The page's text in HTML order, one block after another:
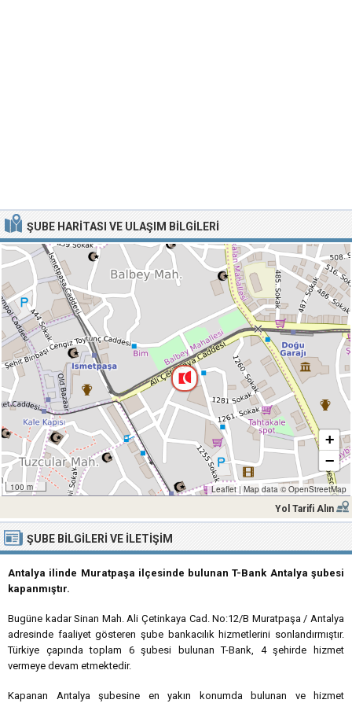
ŞUBE HARITASI VE ULAŞIM BILGILERI
100 m
+
−
Leaflet |Map data © OpenStreetMap
Yol Tarifi Alın
ŞUBE BILGILERI VE İLETIŞIM
Antalya ilinde Muratpaşa ilçesinde bulunan T-Bank Antalya şubesi
kapanmıştır.
Bugüne kadar Sinan Mah. Ali Çetinkaya Cad. No:12/B Muratpaşa / Antalya
adresinde faaliyet gösteren şube bankacılık hizmetlerini sonlandırmıştır.
Türkiye çapında toplam 6 şubesi bulunan T-Bank, 4 şehirde hizmet
vermeye devam etmektedir.
Kapanan Antalya şubesine en yakın konumda bulunan ve hizmet